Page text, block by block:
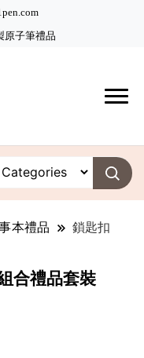
原子筆禮品
本禮品
鎖匙扣
合禮品套裝